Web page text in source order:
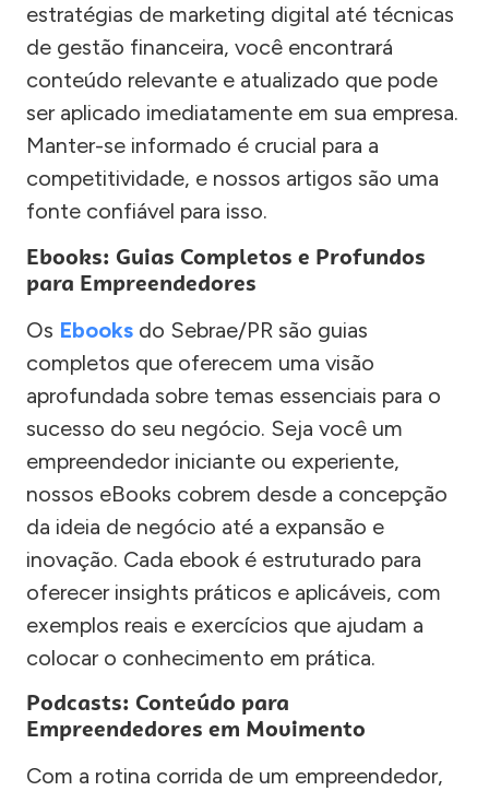
estratégias de marketing digital até técnicas
de gestão financeira, você encontrará
conteúdo relevante e atualizado que pode
ser aplicado imediatamente em sua empresa.
Manter-se informado é crucial para a
competitividade, e nossos artigos são uma
fonte confiável para isso.
Ebooks: Guias Completos e Profundos
para Empreendedores
Os Ebooks do Sebrae/PR são guias
completos que oferecem uma visão
aprofundada sobre temas essenciais para o
sucesso do seu negócio. Seja você um
empreendedor iniciante ou experiente,
nossos eBooks cobrem desde a concepção
da ideia de negócio até a expansão e
inovação. Cada ebook é estruturado para
oferecer insights práticos e aplicáveis, com
exemplos reais e exercícios que ajudam a
colocar o conhecimento em prática.
Podcasts: Conteúdo para
Empreendedores em Movimento
Com a rotina corrida de um empreendedor,